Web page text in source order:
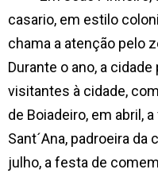
casario, em estilo
chama a atenção pelo
Durante o ano, a
visitantes à cidade,
de Boiadeiro, em abril,
Sant´Ana, padroeira da
julho, a festa de